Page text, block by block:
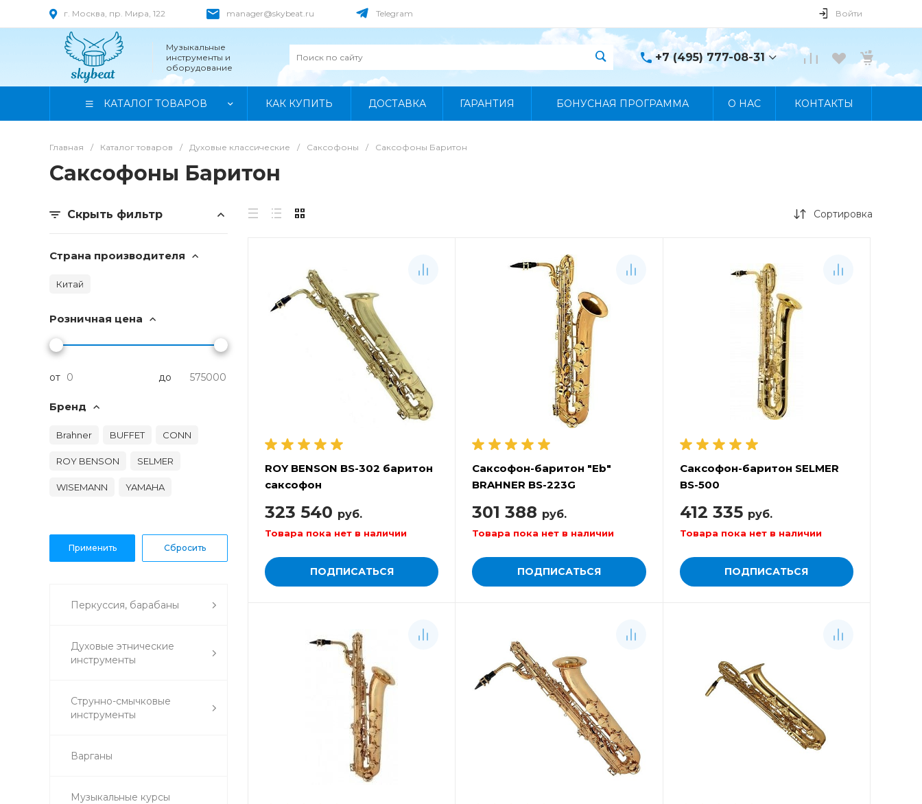
г. Москва, пр. Мира, 122 manager@skybeat.ru Telegram Войти
Музыкальные
инструменты и
оборудование
+7 (495) 777-08-31
+7 (495) 777-08-31
КАТАЛОГ ТОВАРОВ КАК КУПИТЬ ДОСТАВКА ГАРАНТИЯ БОНУСНАЯ ПРОГРАММА О НАС КОНТАКТЫ
Главная / Каталог товаров / Духовые классические / Саксофоны / Саксофоны Баритон
Саксофоны Баритон
Скрыть фильтр
Розничная цена
от до
Страна производителя
Китай
Бренд
Brahner BUFFET CONN
ROY BENSON SELMER
WISEMANN YAMAHA
Перкуссия, барабаны
Духовые этнические
инструменты
Струнно-смычковые
инструменты
Варганы
Музыкальные курсы
Сортировка
ROY BENSON BS-302 баритон
саксофон
323 540 руб.
Товара пока нет в наличии
ПОДПИСАТЬСЯ
Саксофон-баритон "Eb"
BRAHNER BS-223G
301 388 руб.
Товара пока нет в наличии
ПОДПИСАТЬСЯ
Саксофон-баритон SELMER
BS-500
412 335 руб.
Товара пока нет в наличии
ПОДПИСАТЬСЯ